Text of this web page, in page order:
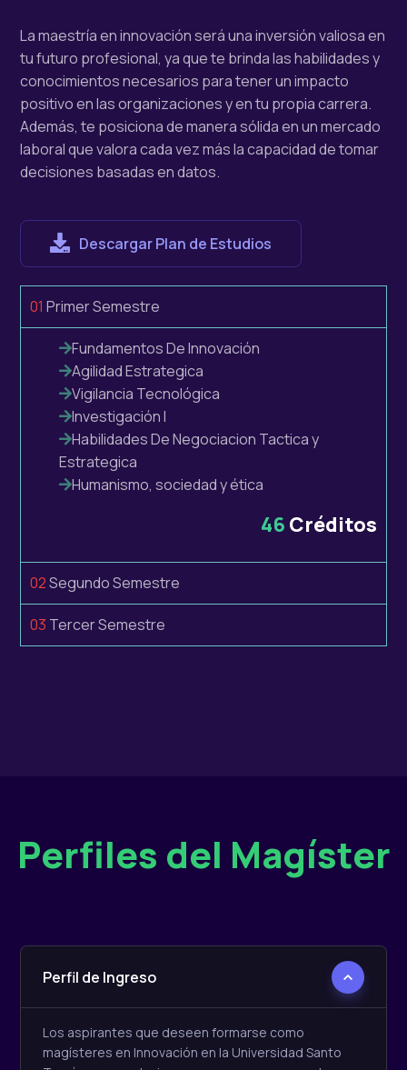
La maestría en innovación será una inversión valiosa en
tu futuro profesional, ya que te brinda las habilidades y
conocimientos necesarios para tener un impacto
positivo en las organizaciones y en tu propia carrera.
Además, te posiciona de manera sólida en un mercado
laboral que valora cada vez más la capacidad de tomar
decisiones basadas en datos.
Descargar Plan de Estudios
01 Primer Semestre
Fundamentos De Innovación
Agilidad Estrategica
Vigilancia Tecnológica
Investigación l
Habilidades De Negociacion Tactica y
Estrategica
Humanismo, sociedad y ética
46 Créditos
02Segundo Semestre
03 Tercer Semestre
Perfiles del Magíster
Perfil de Ingreso
Los aspirantes que deseen formarse como
magísteres en Innovación en la Universidad Santo